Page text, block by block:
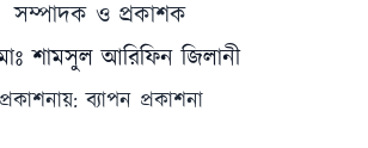
সম্পাদক ও প্রকাশক
শামসুল আরিফিন জিলানী
প্রকাশনায়: ব্যাপন প্রকাশনা